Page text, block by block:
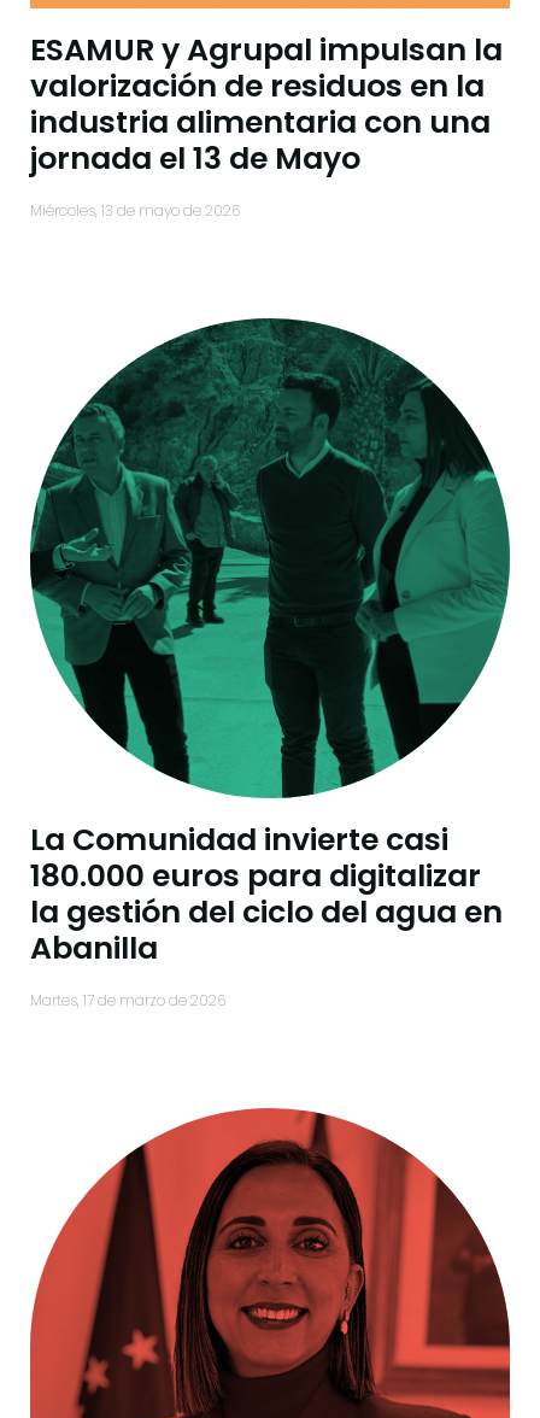
ESAMUR y Agrupal impulsan la
valorización de residuos en la
industria alimentaria con una
jornada el 13 de Mayo
miércoles, 13 de mayo de 2026
La Comunidad invierte casi
180.000 euros para digitalizar
la gestión del ciclo del agua en
Abanilla
martes, 17 de marzo de 2026